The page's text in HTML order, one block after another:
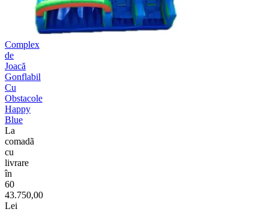
Complex
de
Joacă
Gonflabil
Cu
Obstacole
Happy
Blue
La
comadã
cu
livrare
în
60
43.750,00
Lei